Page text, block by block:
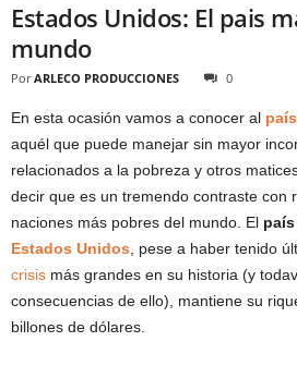
Estados Unidos: El pais
mundo
Por ARLECO PRODUCCIONES 0
En esta ocasión vamos a conocer al
aquél que puede manejar sin mayor
relacionados a la pobreza y otros
decir que es un tremendo contraste con
naciones más pobres del mundo. El
Estados Unidos , pese a haber tenido
crisis más grandes en su historia (y
consecuencias de ello), mantiene su
billones de dólares.